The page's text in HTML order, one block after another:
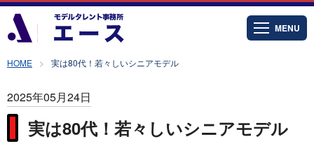
MENU
HOME 実は80代！若々しいシニアモデル
2025年05月24日
実は80代！若々しいシニアモデル